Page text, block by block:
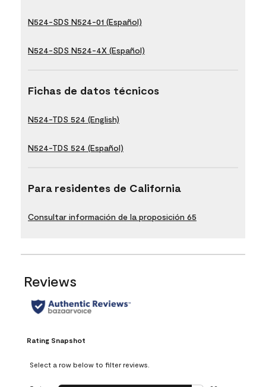
N524-SDS N524-01 (Español)
N524-SDS N524-4X (Español)
Fichas de datos técnicos
N524-TDS 524 (English)
N524-TDS 524 (Español)
Para residentes de California
Consultar información de la proposición 65
Reviews
Rating Snapshot
Select a row below to filter reviews.